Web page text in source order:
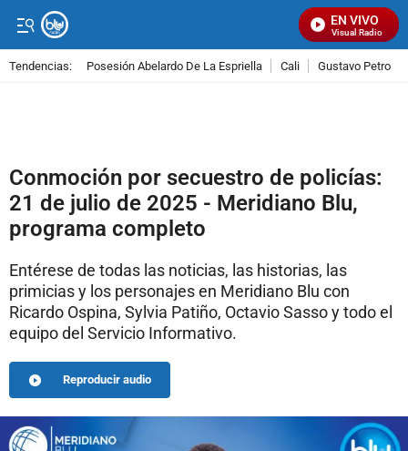
EN VIVO
Señal Visual Radio
Tendencias: Posesión Abelardo De La Espriella Cali Gustavo Petro
Conmoción por secuestro de policías:
21 de julio de 2025 - Meridiano Blu,
programa completo
Entérese de todas las noticias, las historias, las
primicias y los personajes en Meridiano Blu con
Ricardo Ospina, Sylvia Patiño, Octavio Sasso y todo el
equipo del Servicio Informativo.
Reproducir audio